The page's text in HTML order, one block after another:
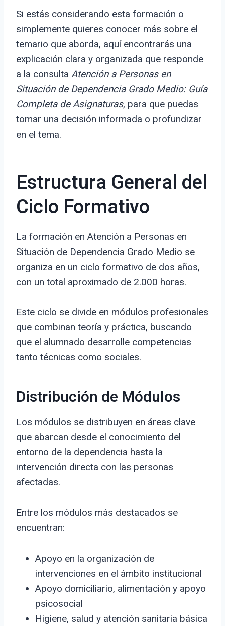
Si estás considerando esta formación o
simplemente quieres conocer más sobre el
temario que aborda, aquí encontrarás una
explicación clara y organizada que responde
a la consulta Atención a Personas en
Situación de Dependencia Grado Medio: Guía
Completa de Asignaturas, para que puedas
tomar una decisión informada o profundizar
en el tema.
Estructura General del
Ciclo Formativo
La formación en Atención a Personas en
Situación de Dependencia Grado Medio se
organiza en un ciclo formativo de dos años,
con un total aproximado de 2.000 horas.
Este ciclo se divide en módulos profesionales
que combinan teoría y práctica, buscando
que el alumnado desarrolle competencias
tanto técnicas como sociales.
Distribución de Módulos
Los módulos se distribuyen en áreas clave
que abarcan desde el conocimiento del
entorno de la dependencia hasta la
intervención directa con las personas
afectadas.
Entre los módulos más destacados se
encuentran:
Apoyo en la organización de
intervenciones en el ámbito institucional
Apoyo domiciliario, alimentación y apoyo
psicosocial
Higiene, salud y atención sanitaria básica